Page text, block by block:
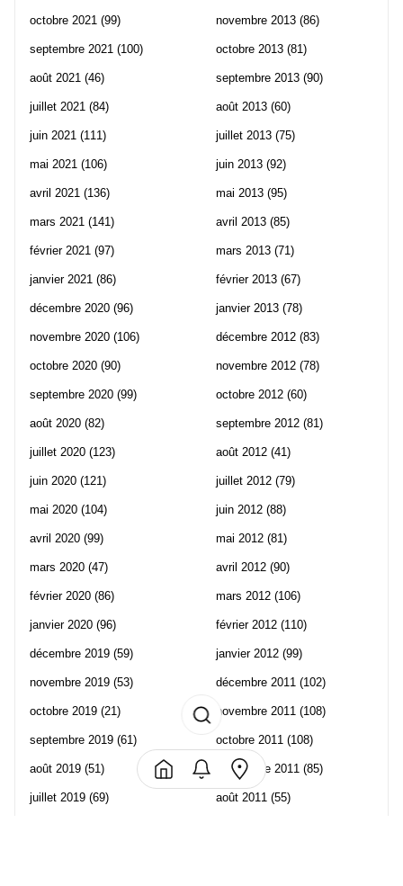
octobre 2021 (99)
septembre 2021 (100)
août 2021 (46)
juillet 2021 (84)
juin 2021 (111)
mai 2021 (106)
avril 2021 (136)
mars 2021 (141)
février 2021 (97)
janvier 2021 (86)
décembre 2020 (96)
novembre 2020 (106)
octobre 2020 (90)
septembre 2020 (99)
août 2020 (82)
juillet 2020 (123)
juin 2020 (121)
mai 2020 (104)
avril 2020 (99)
mars 2020 (47)
février 2020 (86)
janvier 2020 (96)
décembre 2019 (59)
novembre 2019 (53)
octobre 2019 (21)
septembre 2019 (61)
août 2019 (51)
juillet 2019 (69)
novembre 2013 (86)
octobre 2013 (81)
septembre 2013 (90)
août 2013 (60)
juillet 2013 (75)
juin 2013 (92)
mai 2013 (95)
avril 2013 (85)
mars 2013 (71)
février 2013 (67)
janvier 2013 (78)
décembre 2012 (83)
novembre 2012 (78)
octobre 2012 (60)
septembre 2012 (81)
août 2012 (41)
juillet 2012 (79)
juin 2012 (88)
mai 2012 (81)
avril 2012 (90)
mars 2012 (106)
février 2012 (110)
janvier 2012 (99)
décembre 2011 (102)
novembre 2011 (108)
octobre 2011 (108)
septembre 2011 (85)
août 2011 (55)